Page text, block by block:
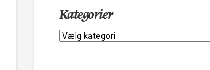
Kategorier
Kategorier